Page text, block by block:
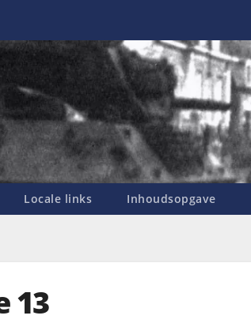
Locale links Inhoudsopgave
13